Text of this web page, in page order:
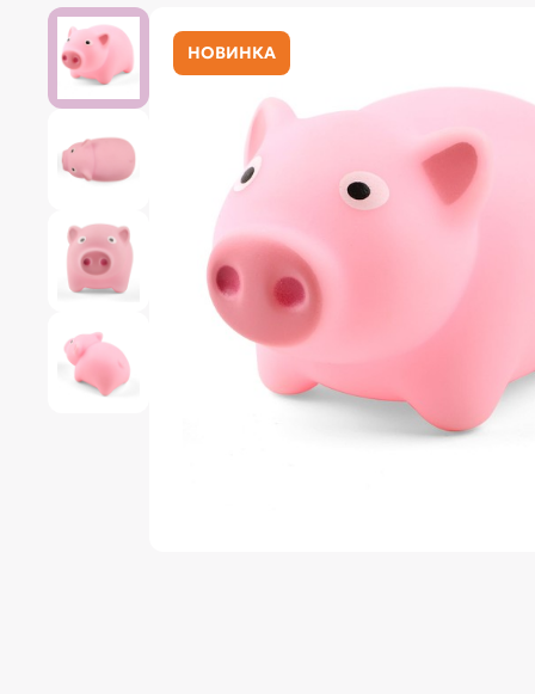
НОВИНКА